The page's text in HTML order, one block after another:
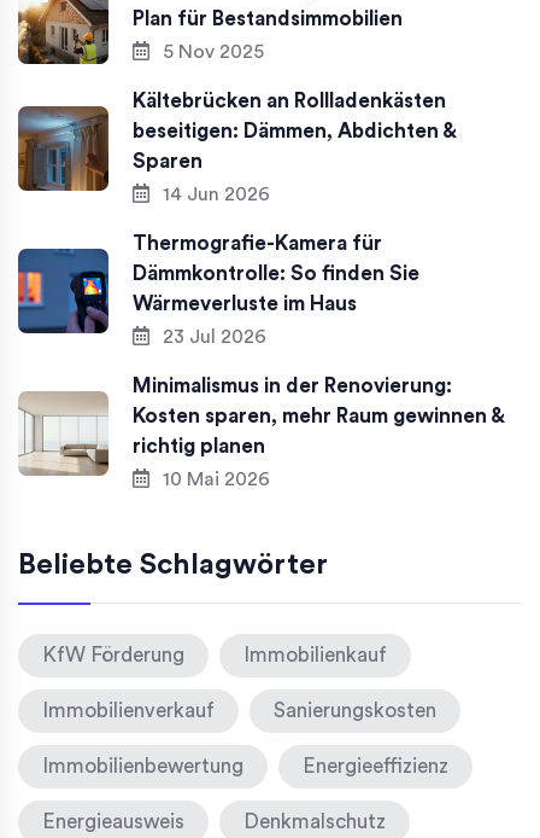
Plan für Bestandsimmobilien
5 Nov 2025
Kältebrücken an Rollladenkästen
beseitigen: Dämmen, Abdichten &
Sparen
14 Jun 2026
Thermografie-Kamera für
Dämmkontrolle: So finden Sie
Wärmeverluste im Haus
23 Jul 2026
Minimalismus in der Renovierung:
Kosten sparen, mehr Raum gewinnen &
richtig planen
10 Mai 2026
Beliebte Schlagwörter
KfW Förderung Immobilienkauf
Immobilienverkauf Sanierungskosten
Immobilienbewertung Energieeffizienz
Energieausweis Denkmalschutz